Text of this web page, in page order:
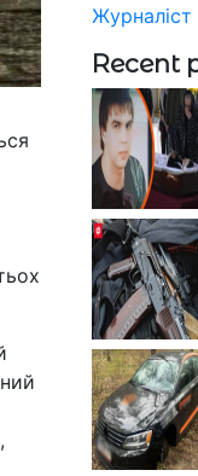
Журналіст
Recent